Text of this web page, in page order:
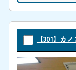
【301】カノ